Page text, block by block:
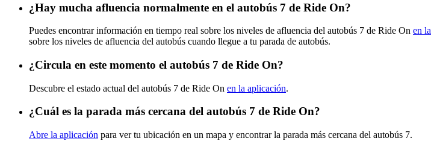
¿Hay mucha afluencia normalmente en el autobús 7 de Ride On?
Puedes encontrar información en tiempo real sobre los niveles de afluencia del autobús 7 de Ride On en
sobre los niveles de afluencia del autobús cuando llegue a tu parada de autobús.
¿Circula en este momento el autobús 7 de Ride On?
Descubre el estado actual del autobús 7 de Ride On en la aplicación.
¿Cuál es la parada más cercana del autobús 7 de Ride On?
Abre la aplicación para ver tu ubicación en un mapa y encontrar la parada más cercana del autobús 7.